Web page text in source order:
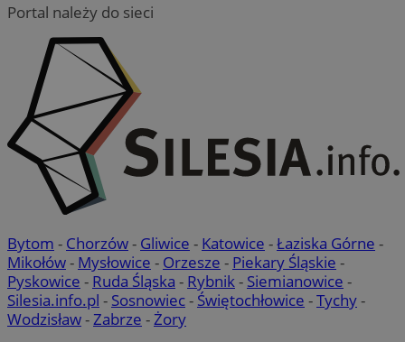
Portal należy do sieci
Bytom - Chorzów- Gliwice - Katowice -Łaziska Górne -
Mikołów- Mysłowice - Orzesze - Piekary Śląskie -
Pyskowice - Ruda Śląska - Rybnik- Siemianowice -
Silesia.info.pl - Sosnowiec- Świętochłowice -Tychy-
Wodzisław-Zabrze -Żory